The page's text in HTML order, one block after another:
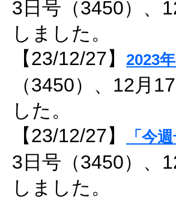
3日号（3450）、
しました。
【23/12/27】 2023
（3450）、12月
した。
【23/12/27】
「今
3日号（3450）、
しました。